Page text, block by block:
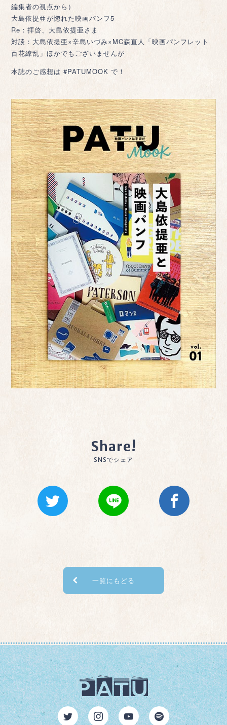
編集者の視点から）
大島依提亜が惚れた映画パンフ5
Re：拝啓、大島依提亜さま
対談：大島依提亜×辛島いづみ×MC森直人「映画パンフレット
百花繚乱」ほかでもございませんが
本誌のご感想は #PATUMOOK で！
Share!
SNSでシェア
一覧にもどる